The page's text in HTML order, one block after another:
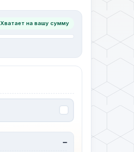
Хватает на вашу сумму
—